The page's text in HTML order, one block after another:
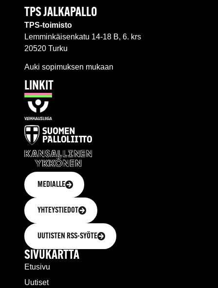
TPS JALKAPALLO
TPS-toimisto
Lemminkäisenkatu 14-18 B, 6. krs
20520 Turku
Auki sopimuksen mukaan
LINKIT
MEDIALLE
YHTEYSTIEDOT
UUTISTEN RSS-SYÖTE
SIVUKARTTA
Etusivu
Uutiset